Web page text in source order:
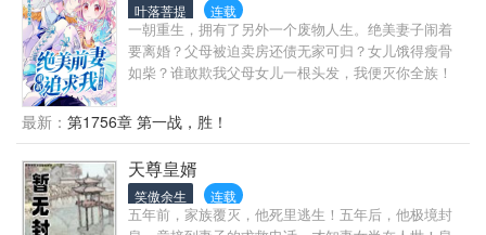
叶落菩提 连载
一朝重生，拥有了另外一个废物人生。绝美妻子闹着
要离婚？父母被迫卖房还债无家可归？女儿饿得瘦骨
如柴？谁敢欺我父母女儿一根头发，我便灭你全族！
最新： 第1756章 第一战，胜！
天尊皇婿
笑傲余生 连载
五年前，家族覆灭，他死里逃生！五年后，他极境封